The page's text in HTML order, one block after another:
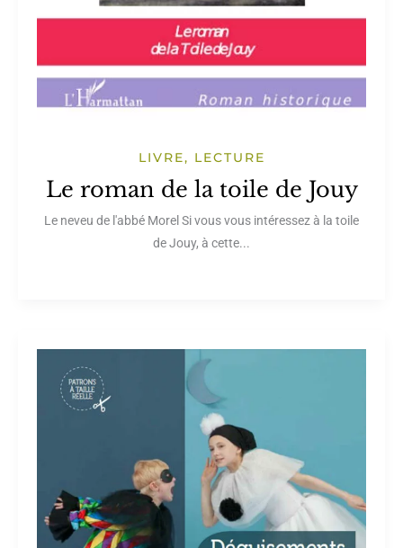
LIVRE, LECTURE
Le roman de la toile de Jouy
Le neveu de l'abbé Morel Si vous vous intéressez à la toile
de Jouy, à cette...